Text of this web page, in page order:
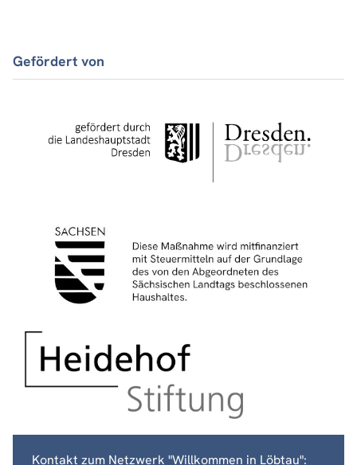
Gefördert von
Kontakt zum Netzwerk "Willkommen in Löbtau":